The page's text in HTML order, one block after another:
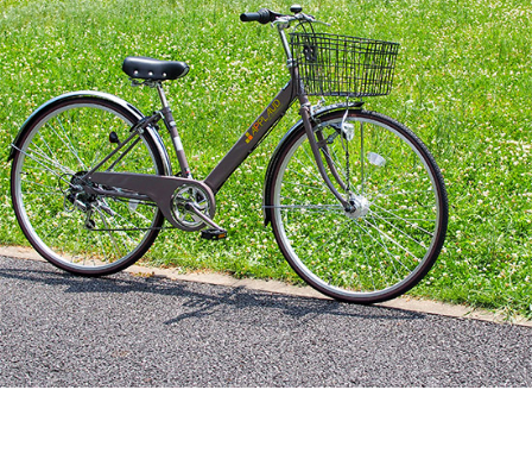
SpotMateログイン
オリジナル自転車
PB全車種カタログ
Norwayシリーズ
eVita
コンテンツ